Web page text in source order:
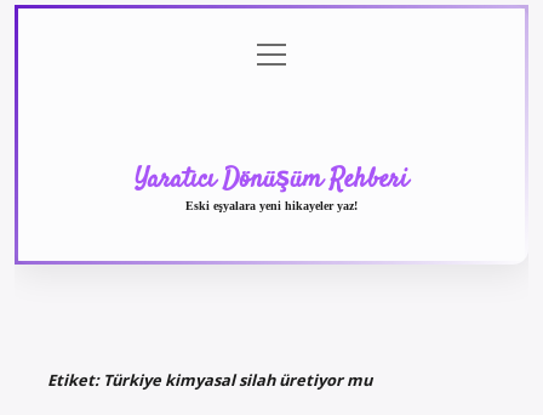
menüyü
aç
Yaratıcı Dönüşüm Rehberi
Eski eşyalara yeni hikayeler yaz!
Etiket: Türkiye kimyasal silah üretiyor mu